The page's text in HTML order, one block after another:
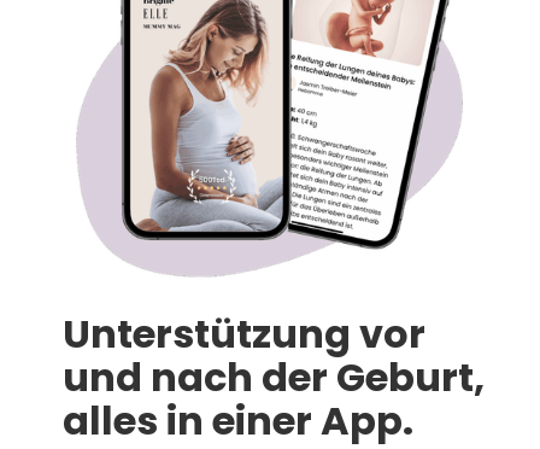
Unterstützung vor
und nach der Geburt,
alles in einer App.